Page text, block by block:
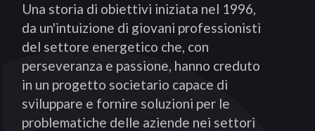
Una storia di obiettivi iniziata nel 1996,
da un'intuizione di giovani professionisti
del settore energetico che, con
perseveranza e passione, hanno creduto
in un progetto societario capace di
sviluppare e fornire soluzioni per le
problematiche delle aziende nei settori